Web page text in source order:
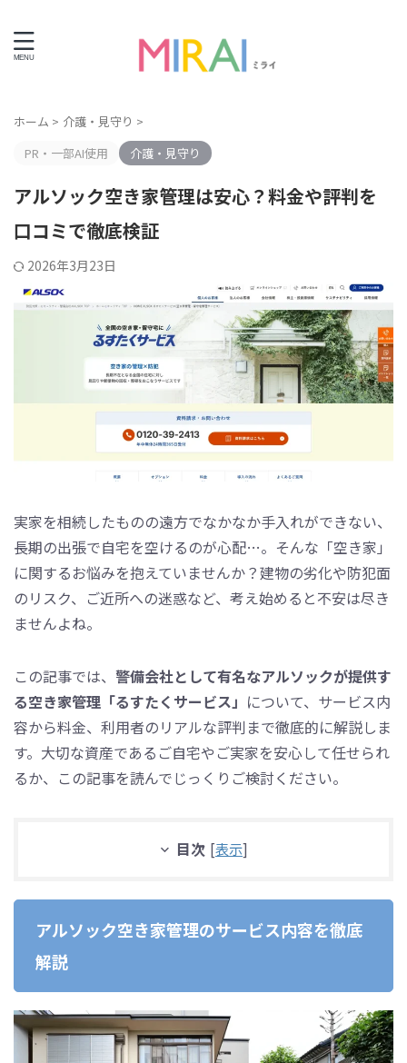
ホーム > 介護・見守り >
PR・一部AI使用
介護・見守り
アルソック空き家管理は安心？料金や評判を
口コミで徹底検証
2026年3月23日
実家を相続したものの遠方でなかなか手入れができない、
長期の出張で自宅を空けるのが心配…。そんな「空き家」
に関するお悩みを抱えていませんか？建物の劣化や防犯面
のリスク、ご近所への迷惑など、考え始めると不安は尽き
ませんよね。
この記事では、 警備会社として有名なアルソックが提供す
る空き家管理「るすたくサービス」 について、サービス内
容から料金、利用者のリアルな評判まで徹底的に解説しま
す。大切な資産であるご自宅やご実家を安心して任せられ
るか、この記事を読んでじっくりご検討ください。
目次 [表示]
アルソック空き家管理のサービス内容を徹底
解説